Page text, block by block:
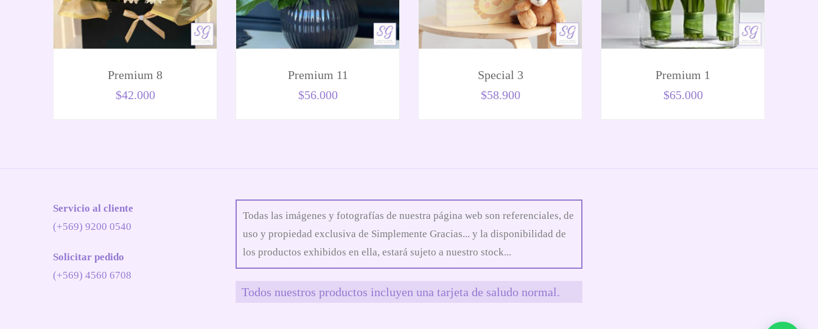
Premium 8
$42.000
Premium 11
$56.000
Special 3
$58.900
Premium 1
$65.000
Servicio al cliente
(+569) 9200 0540
Solicitar pedido
(+569) 4560 6708
Todas las imágenes y fotografías de nuestra página web son referenciales, de
uso y propiedad exclusiva de Simplemente Gracias... y la disponibilidad de
los productos exhibidos en ella, estará sujeto a nuestro stock...
Todos nuestros productos incluyen una tarjeta de saludo normal.